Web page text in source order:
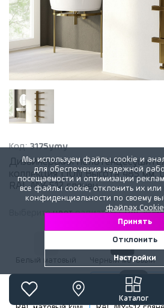
Каталог
Код:3175ymy
Дизайнерский
коллекция LION Высота 485 мм.
RAL MY-512 глянец
Выберитецветрадиатора:RAL MY-
Белый матовый Черный матовый
Мы используем файлы cookie и
для обеспечения надежной
посещаемости и оптимизации
все файлы cookie, отклонить их или
конфиденциальности по своему
файлах Cookie
Принять
Отклонить
Настройки